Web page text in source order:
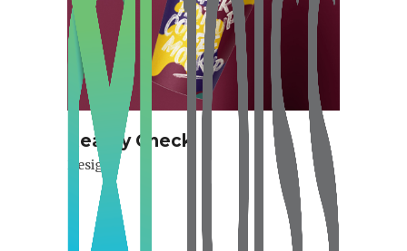
Reality Check
Design